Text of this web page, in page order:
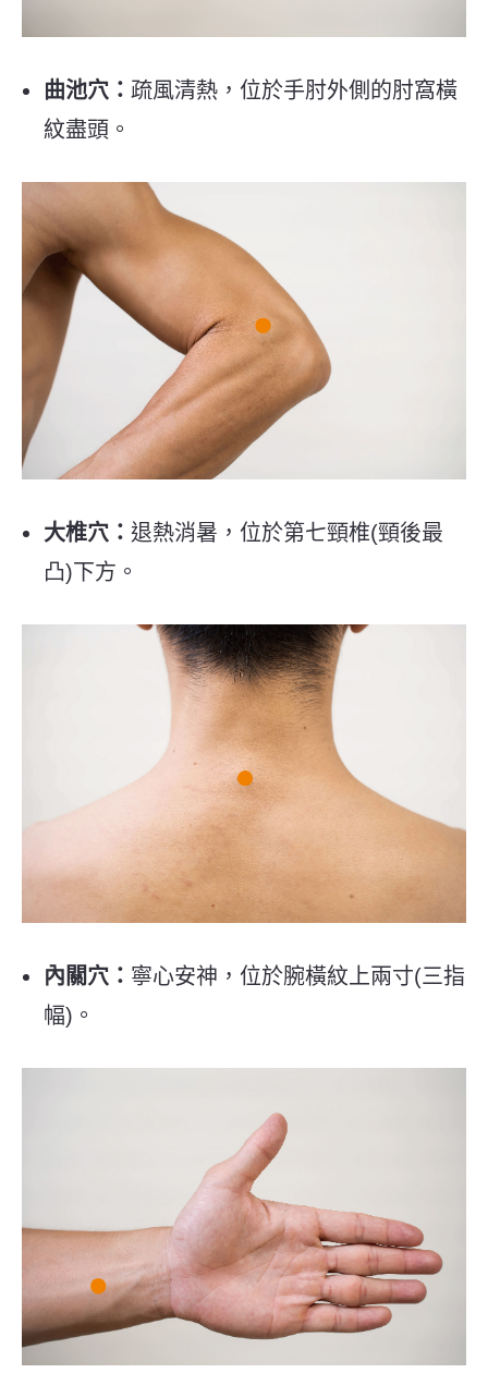
曲池穴： 疏風清熱，位於手肘外側的肘窩橫
紋盡頭。
大椎穴： 退熱消暑，位於第七頸椎(頸後最
凸)下方。
內關穴： 寧心安神，位於腕橫紋上兩寸(三指
幅)。